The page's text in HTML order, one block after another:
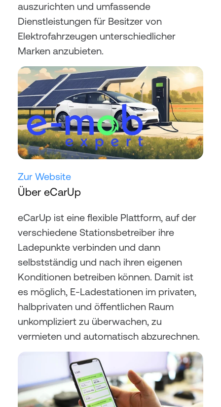
auszurichten und umfassende
Dienstleistungen für Besitzer von
Elektrofahrzeugen unterschiedlicher
Marken anzubieten.
Zur Website
Über eCarUp
eCarUp ist eine flexible Plattform, auf der
verschiedene Stationsbetreiber ihre
Ladepunkte verbinden und dann
selbstständig und nach ihren eigenen
Konditionen betreiben können. Damit ist
es möglich, E-Ladestationen im privaten,
halbprivaten und öffentlichen Raum
unkompliziert zu überwachen, zu
vermieten und automatisch abzurechnen.